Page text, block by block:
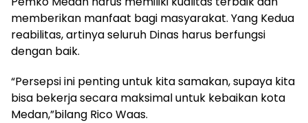
memberikan manfaat bagi masyarakat. Yang Kedua
reabilitas, artinya seluruh Dinas harus berfungsi
dengan baik.
“Persepsi ini penting untuk kita samakan, supaya kita
bisa bekerja secara maksimal untuk kebaikan kota
Medan,”bilang Rico Waas.